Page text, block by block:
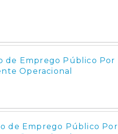
de Emprego Público
Operacional
de Emprego Público